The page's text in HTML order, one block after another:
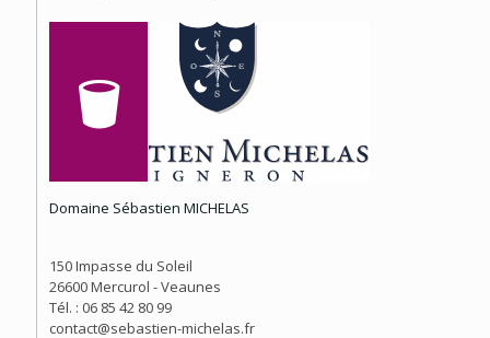
Domaine Sébastien MICHELAS
150 Impasse du Soleil
26600 Mercurol - Veaunes
Tél. : 06 85 42 80 99
contact@sebastien-michelas.fr